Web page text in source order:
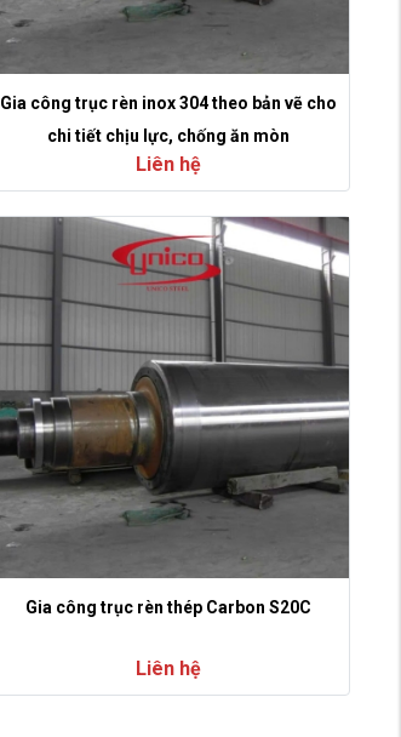
Gia công trục rèn inox 304 theo bản vẽ cho
chi tiết chịu lực, chống ăn mòn
Liên hệ
Gia công trục rèn thép Carbon S20C
Liên hệ